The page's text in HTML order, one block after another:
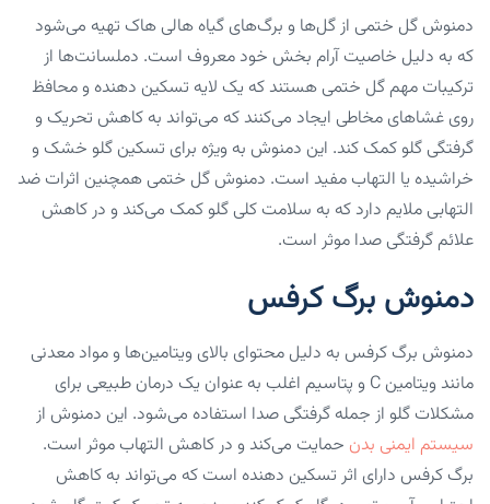
‌دمنوش گل ختمی از گل‌ها و برگ‌های گیاه هالی هاک تهیه‌ می‌شود
که به دلیل خاصیت آرام بخش خود معروف است. دملسانت‌ها از
ترکیبات مهم گل ختمی هستند که یک لایه تسکین دهنده و محافظ
روی غشاهای مخاطی ایجاد می‌کنند که‌ می‌تواند به کاهش تحریک و
گرفتگی گلو کمک کند. این ‌دمنوش به ویژه برای تسکین گلو خشک و
خراشیده یا التهاب مفید است. ‌دمنوش گل ختمی همچنین اثرات ضد
التهابی ملایم دارد که به سلامت کلی گلو کمک‌ می‌کند و در کاهش
علائم گرفتگی صدا موثر است.
دمنوش برگ کرفس
‌دمنوش برگ کرفس به دلیل محتوای بالای ویتامین‌ها و مواد معدنی
مانند ویتامین C و پتاسیم اغلب به عنوان یک درمان طبیعی برای
مشکلات گلو از جمله گرفتگی صدا استفاده‌ می‌شود. این دمنوش از
سیستم ایمنی بدن حمایت‌ می‌کند و در کاهش التهاب موثر است.
برگ کرفس دارای اثر تسکین دهنده است که‌ می‌تواند به کاهش